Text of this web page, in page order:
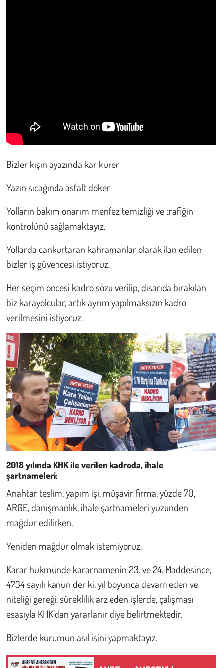
Bizler kışın ayazında kar kürer
Yazın sıcağında asfalt döker
Yolların bakım onarım menfez temizliği ve trafiğin
kontrolünü sağlamaktayız.
Yollarda cankurtaran kahramanlar olarak ilan edilen
bizler iş güvencesi istiyoruz.
Her seçim öncesi kadro sözü verilip, dışarıda bırakılan
biz karayolcular, artık ayrım yapılmaksızın kadro
verilmesini istiyoruz.
2018 yılında KHK ile verilen kadroda, ihale
şartnameleri:
Anahtar teslim, yapım işi, müşavir firma, yüzde 70,
ARGE, danışmanlık, ihale şartnameleri yüzünden
mağdur edilirken,
Yeniden mağdur olmak istemiyoruz.
Karar hükmünde kararnamenin 23. ve 24. Maddesince,
4734 sayılı kanun der ki, yıl boyunca devam eden ve
niteliği gereği, süreklilik arz eden işlerde, çalışması
esasıyla KHK’dan yararlanır diye belirtmektedir.
Bizlerde kurumun asıl işini yapmaktayız.